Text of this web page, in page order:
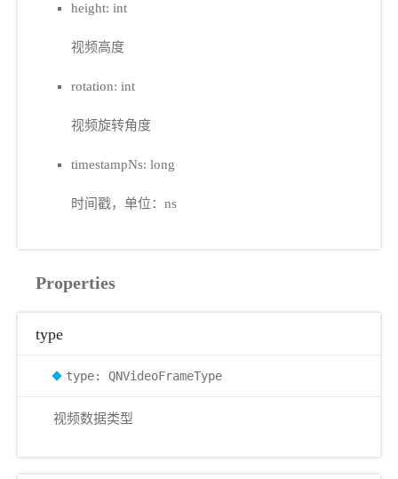
height: int
视频高度
rotation: int
视频旋转角度
timestampNs: long
时间戳，单位：ns
Properties
type
type: QNVideoFrameType
视频数据类型